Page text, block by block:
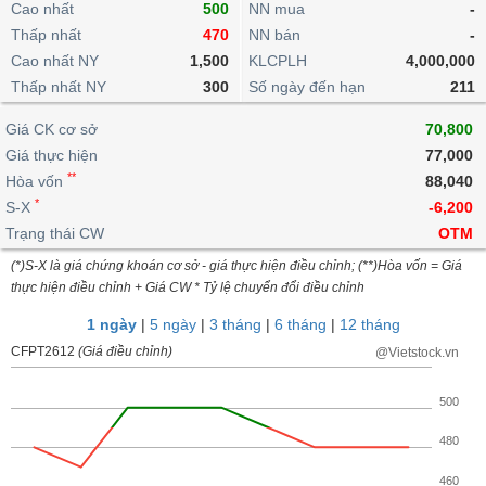
lỗ
Giao
nội
bộ
Niên
giám
Tài
liệu
cổ
đông
Định
giá
Nước
Tự
doanh
Top
cổ
phiếu
Bản
dịch
dịch
Chứng
quyền
Thống
kê
dịch
Định
Thống
dịch
Tin
tức
Phân
tích
kỹ
thuật
Bảng
tuyến
lọc
cổ
phiếu
sánh
cổ
cáo
Vĩ
mô
lai
Chứng
quyền
Trái
phiếu
doanh
nghiệp
IR
Awards
Dịch
vụ
Cao nhất
500
Thấp nhất
470
Cao nhất NY
1,500
Thấp nhất NY
300
NN mua
-
NN bán
-
KLCPLH
4,000,000
Số ngày đến hạn
211
Giá CK cơ sở
70,800
Giá thực hiện
77,000
Hòa vốn **
88,040
S-X *
-6,200
Trạng thái CW
OTM
(*)S-X là giá chứng khoán cơ sở - giá thực hiện điều chỉnh; (**)Hòa vốn = Giá
thực hiện điều chỉnh + Giá CW * Tỷ lệ chuyển đổi điều chỉnh
1 ngày| 5 ngày| 3 tháng | 6 tháng | 12 tháng
CFPT2612 (Giá điều chỉnh) @Vietstock.vn
460
480
500
BẤT
ĐỘNG
SẢN
TÀI
CHÍNH
HÀNG
HÓA
KINH
THẾ